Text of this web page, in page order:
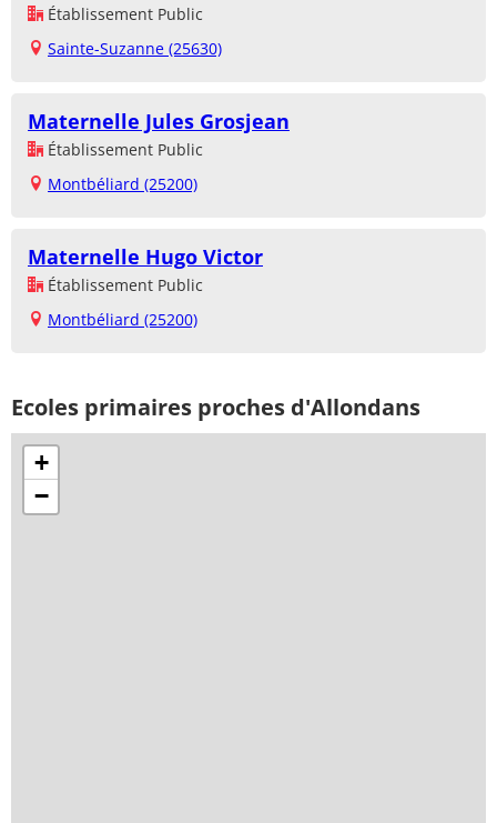
Établissement Public
Sainte-Suzanne (25630)
Maternelle Jules Grosjean
Établissement Public
Montbéliard (25200)
Maternelle Hugo Victor
Établissement Public
Montbéliard (25200)
Ecoles primaires proches d'Allondans
+
−